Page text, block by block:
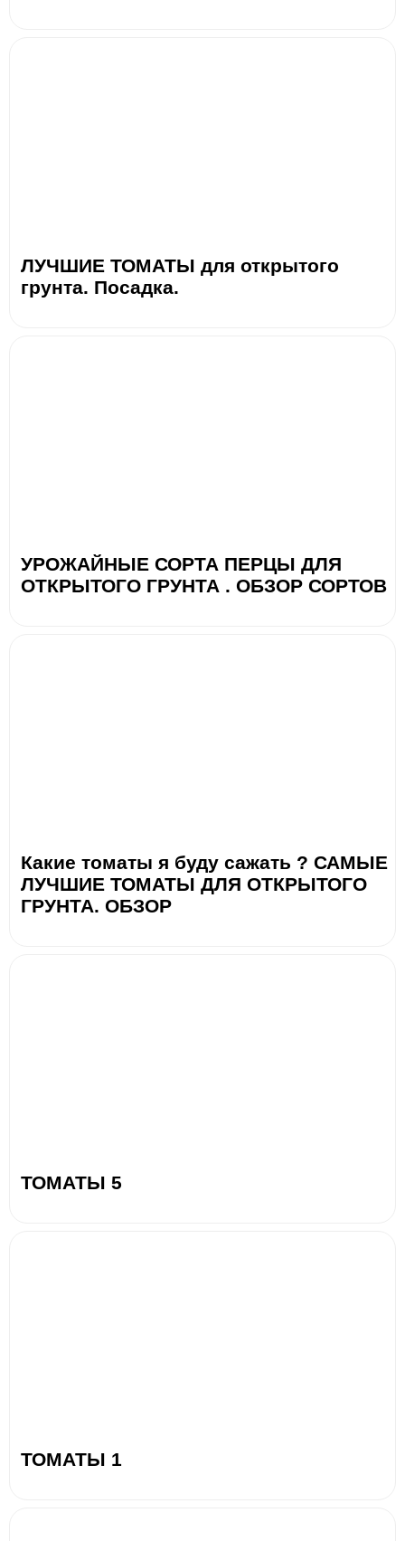
ЛУЧШИЕ ТОМАТЫ для открытого
грунта. Посадка.
УРОЖАЙНЫЕ СОРТА ПЕРЦЫ ДЛЯ
ОТКРЫТОГО ГРУНТА . ОБЗОР СОРТОВ
Какие томаты я буду сажать ? САМЫЕ
ЛУЧШИЕ ТОМАТЫ ДЛЯ ОТКРЫТОГО
ГРУНТА. ОБЗОР
ТОМАТЫ 5
ТОМАТЫ 1